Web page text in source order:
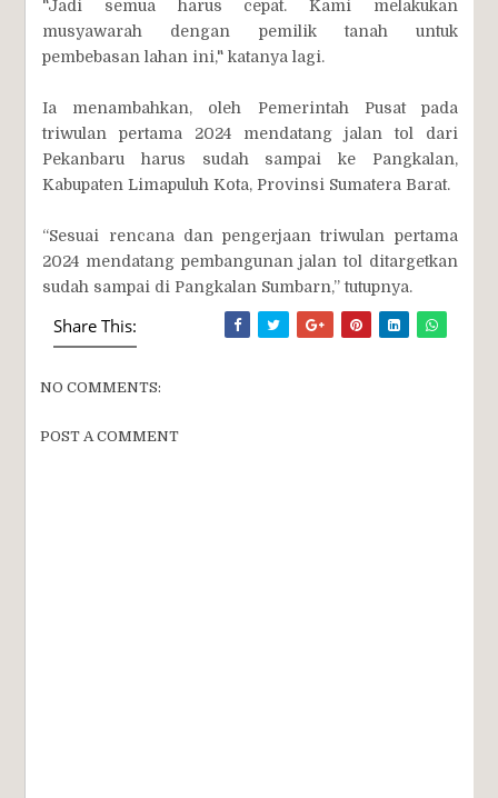
"Jadi semua harus cepat. Kami melakukan
musyawarah dengan pemilik tanah untuk
pembebasan lahan ini," katanya lagi.
Ia menambahkan, oleh Pemerintah Pusat pada
triwulan pertama 2024 mendatang jalan tol dari
Pekanbaru harus sudah sampai ke Pangkalan,
Kabupaten Limapuluh Kota, Provinsi Sumatera Barat.
“Sesuai rencana dan pengerjaan triwulan pertama
2024 mendatang pembangunan jalan tol ditargetkan
sudah sampai di Pangkalan Sumbarn,” tutupnya.
Share This:
NO COMMENTS:
POST A COMMENT